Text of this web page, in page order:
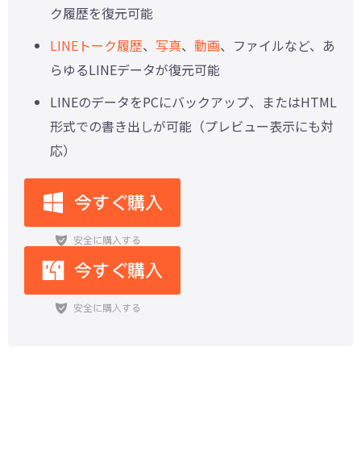
ク履歴を復元可能
LINEトーク履歴、 写真、 動画、ファイルなど、あ
らゆるLINEデータが復元可能
LINEのデータをPCにバックアップ、またはHTML
形式での書き出しが可能（プレビュー表示にも対
応）